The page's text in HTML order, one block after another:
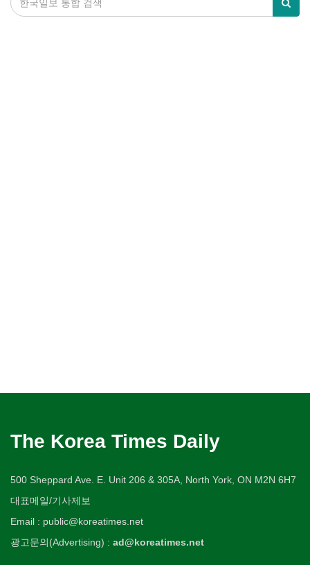
The Korea Times Daily
500 Sheppard Ave. E. Unit 206 & 305A, North York, ON M2N 6H7
대표메일/기사제보
Email : public@koreatimes.net
광고문의(Advertising) : ad@koreatimes.net